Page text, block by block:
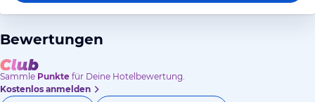
Bewertungen
Sammle Punkte für Deine Hotelbewertung.
Kostenlos anmelden